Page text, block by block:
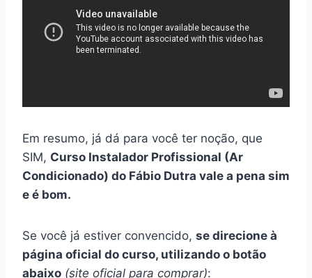
Em resumo, já dá para você ter noção, que
SIM, Curso Instalador Profissional (Ar
Condicionado) do Fábio Dutra vale a pena sim
e é bom.
Se você já estiver convencido, se direcione à
página oficial do curso, utilizando o botão
abaixo (site oficial para comprar):